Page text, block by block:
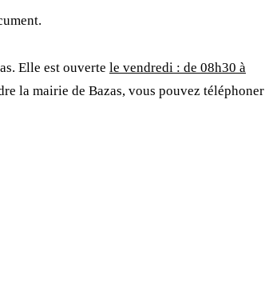
Elle est ouverte le vendredi : de 08h30 à
la mairie de Bazas, vous pouvez téléphoner